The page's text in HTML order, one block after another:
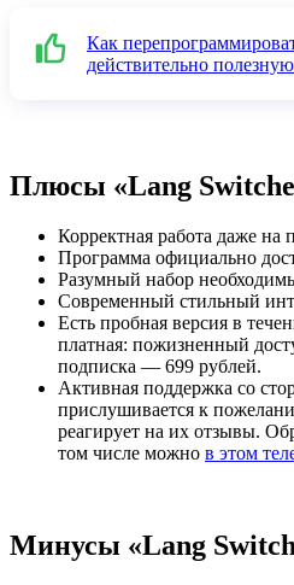
Как
действительно
Плюсы «Lang
Корректная работа даже на
Программа официально
Разумный набор
Современный стильный
Есть пробная версия в
платная: пожизненный
подписка — 699 рублей.
Активная поддержка со
прислушивается к
реагирует на их отзывы.
том числе можно в этом
Минусы «Lang